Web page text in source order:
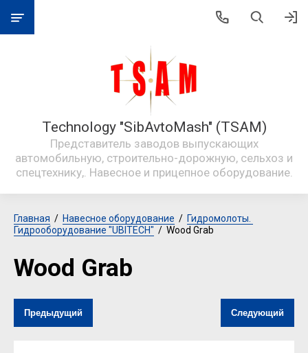
Technology "SibAvtoMash" (TSAM)
Представитель заводов выпускающих
автомобильную, строительно-дорожную, сельхоз и
спецтехнику,. Навесное и прицепное оборудование.
Главная
  /
Навесное оборудование
  /
Гидромолоты.
Гидрооборудование "UBITECH"
  /  Wood Grab
Wood Grab
Предыдущий Следующий